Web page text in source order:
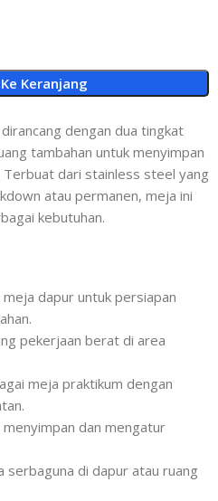
Keranjang
dengan dua tingkat
tambahan untuk menyimpan
dari stainless steel yang
atau permanen, meja ini
kebutuhan.
dapur untuk persiapan
pekerjaan berat di area
meja praktikum dengan
menyimpan dan mengatur
serbaguna di dapur atau ruang